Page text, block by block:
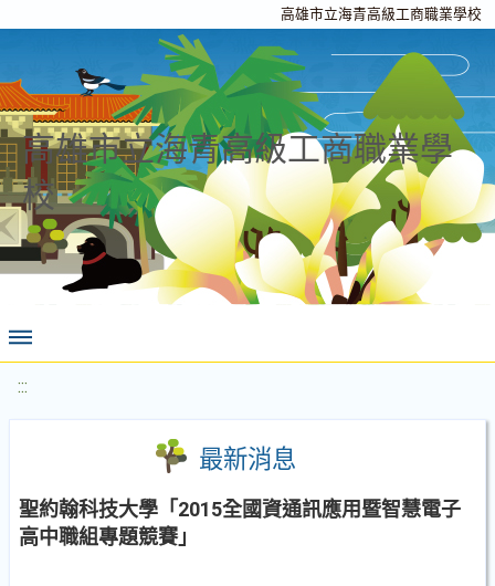
高雄市立海青高級工商職業學校
高雄市立海青高級工商職業學
校
:::
最新消息
聖約翰科技大學「2015全國資通訊應用暨智慧電子
高中職組專題競賽」